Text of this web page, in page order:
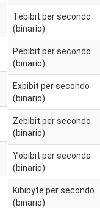
Tebibit per secondo
(binario)
Pebibit per secondo
(binario)
Exbibit per secondo
(binario)
Zebibit per secondo
(binario)
Yobibit per secondo
(binario)
Kibibyte per secondo
(binario)